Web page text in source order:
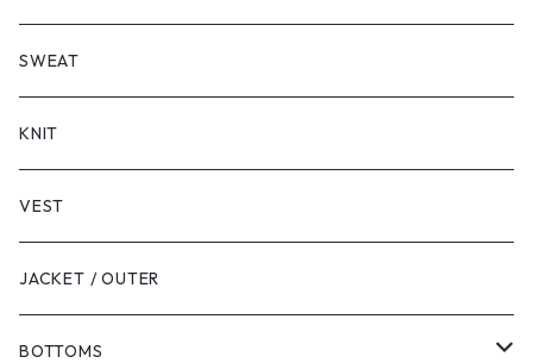
LONG SLEEVE
SHORT SLEEVE
LONG SLEEVE
SWEAT
KNIT
VEST
JACKET / OUTER
BOTTOMS